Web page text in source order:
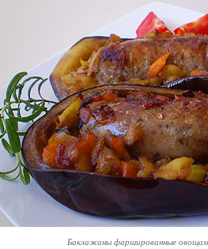
Баклажаны фаршированные